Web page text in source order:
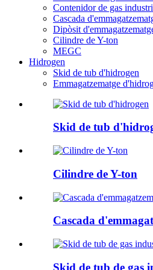
Contenidor de gas
Cascada
Dipòsit
Cilindre de Y-ton
MEGC
Hidrogen
Skid de tub d'hidrogen
Emmagatzematge
Skid de tub
Cilindre de Y-ton
Cascada
Skid de tub de gas